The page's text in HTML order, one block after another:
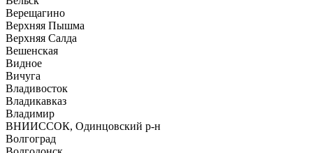
Верещагино
Верхняя Пышма
Верхняя Салда
Вешенская
Видное
Вичуга
Владивосток
Владикавказ
Владимир
ВНИИССОК, Одинцовский р-н
Волгоград